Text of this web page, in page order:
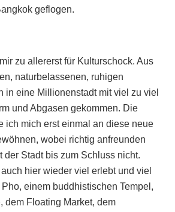
geflogen.
zu allererst für Kulturschock. Aus
naturbelassenen, ruhigen
in eine Millionenstadt mit viel zu viel
und Abgasen gekommen. Die
ich mich erst einmal an diese neue
wobei richtig anfreunden
der Stadt bis zum Schluss nicht.
hier wieder viel erlebt und viel
einem buddhistischen Tempel,
dem Floating Market, dem